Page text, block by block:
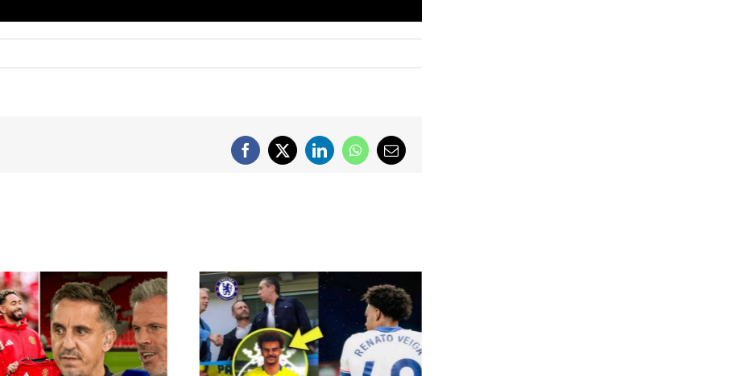
Facebook
X LinkedInWhatsApp
Email